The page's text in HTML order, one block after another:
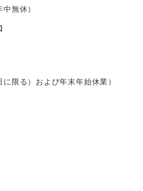
無休）
限る）および年末年始休業）